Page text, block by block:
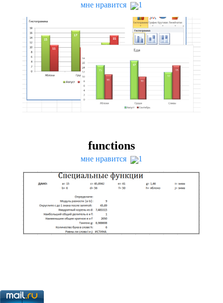
мне нравится 1
func­tions
мне нравится 1